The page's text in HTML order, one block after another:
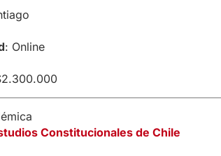
: Online
Constitucionales de Chile